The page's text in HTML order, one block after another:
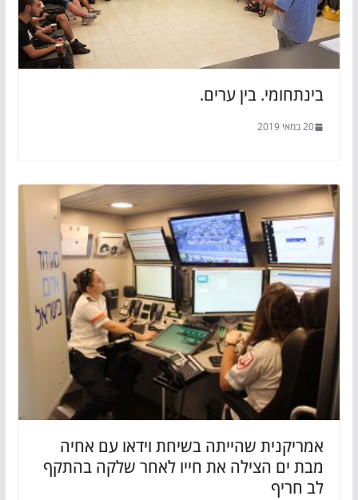
בינתחומי. בין ערים.
20 במאי 2019
אמריקנית שהייתה בשיחת וידאו עם אחיה
מבת ים הצילה את חייו לאחר שלקה בהתקף
לב חריף